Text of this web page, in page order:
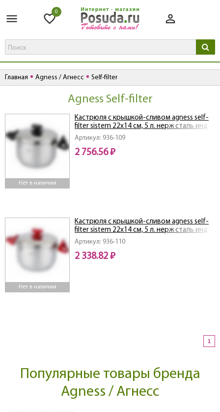
0
Главная Agness / Агнесс Self-filter
Agness Self-filter
Нет в наличии
Артикул: 936-109
Кастрюля с крышкой-сливом agness self-
filter sistem 22х14 см, 5 л. нерж сталь инд
дно
2 756.56 ₽
Нет в наличии
Артикул: 936-110
Кастрюля с крышкой-сливом agness self-
filter sistem 22х14 см, 5 л. нерж сталь инд
дно
2 338.82 ₽
1
Популярные товары бренда
Agness / Агнесс